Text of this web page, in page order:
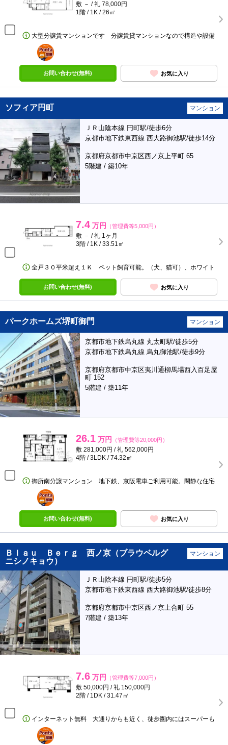
敷 － / 礼 78,000円
1階 / 1K / 26㎡
大型分譲賃マンションです 分譲賃貸マンションなので構造や設備
ポンタ
部屋
お問い合わせ(無料) お気に入り
ソフィア円町 マンション
ＪＲ山陰本線 円町駅/徒歩6分
京都市地下鉄東西線 西大路御池駅/徒歩14分
京都府京都市中京区西ノ京上平町 65
5階建 / 築10年
7.4 万円 （管理費等5,000円）
敷 － / 礼 1ヶ月
3階 / 1K / 33.51㎡
全戸３０平米超え１Ｋ ペット飼育可能。（犬、猫可）、ホワイト
お問い合わせ(無料) お気に入り
パークホームズ堺町御門 マンション
京都市地下鉄烏丸線 丸太町駅/徒歩5分
京都市地下鉄烏丸線 烏丸御池駅/徒歩9分
京都府京都市中京区夷川通柳馬場西入百足屋
町 152
5階建 / 築11年
26.1 万円 （管理費等20,000円）
敷 281,000円 / 礼 562,000円
4階 / 3LDK / 74.32㎡
御所南分譲マンション 地下鉄、京阪電車ご利用可能。閑静な住宅
ポンタ
部屋
お問い合わせ(無料) お気に入り
Ｂｌａｕ Ｂｅｒｇ 西ノ京（ブラウベルグ
ニシノキョウ）
マンション
ＪＲ山陰本線 円町駅/徒歩5分
京都市地下鉄東西線 西大路御池駅/徒歩8分
京都府京都市中京区西ノ京上合町 55
7階建 / 築13年
7.6 万円 （管理費等7,000円）
敷 50,000円 / 礼 150,000円
2階 / 1DK / 31.47㎡
インターネット無料 大通りからも近く、徒歩圏内にはスーパーも
ポンタ
部屋